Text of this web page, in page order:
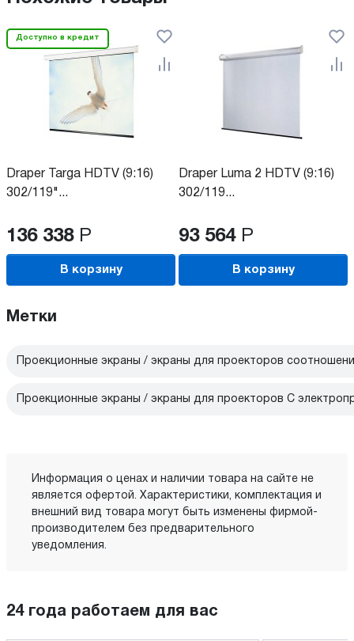
Доступно в кредит
Draper Targa HDTV (9:16)
302/119"...
136 338 Р
В корзину
Draper Luma 2 HDTV (9:16)
302/119...
93 564 Р
В корзину
Метки
Проекционные экраны / экраны для проекторов
Проекционные экраны / экраны для проекторов С
Информация о ценах и наличии товара на сайте не
является офертой. Характеристики, комплектация и
внешний вид товара могут быть изменены фирмой-
производителем без предварительного
уведомления.
24 года работаем для вас